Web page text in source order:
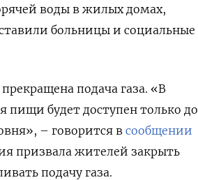
воды в жилых домах,
больницы и социальные
подача газа. «В
пищи будет доступен только до
– говорится в сообщении
призвала жителей закрыть
подачу газа.